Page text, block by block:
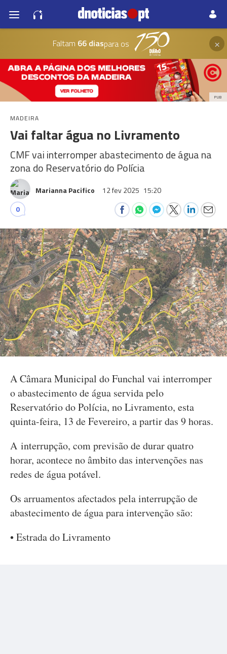
Faltam 66 diaspara os ×
PUB
MADEIRA
Vai faltar água no Livramento
CMF vai interromper abastecimento de água na
zona do Reservatório do Polícia
Marianna Pacifico 12 fev 2025 15:20
0
A Câmara Municipal do Funchal vai interromper
o abastecimento de água servida pelo
Reservatório do Polícia, no Livramento, esta
quinta-feira, 13 de Fevereiro, a partir das 9 horas.
A interrupção, com previsão de durar quatro
horar, acontece no âmbito das intervenções nas
redes de água potável.
Os arruamentos afectados pela interrupção de
abastecimento de água para intervenção são:
• Estrada do Livramento